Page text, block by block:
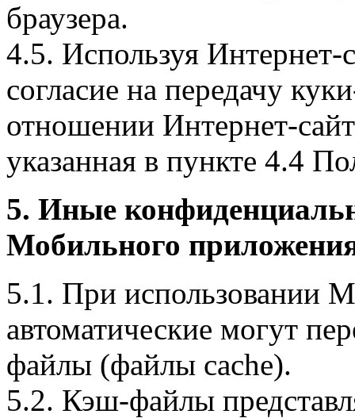
браузера.
4.5. Используя Интернет-
согласие на передачу
отношении Интернет-
указанная в пункте 4.4
5. Иные
Мобильного
5.1. При использовании
автоматические могут
файлы (файлы cache).
5.2. Кэш-файлы